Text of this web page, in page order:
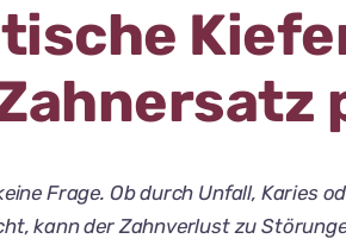
Frage. Ob durch Unfall, Karies
kann der Zahnverlust zu